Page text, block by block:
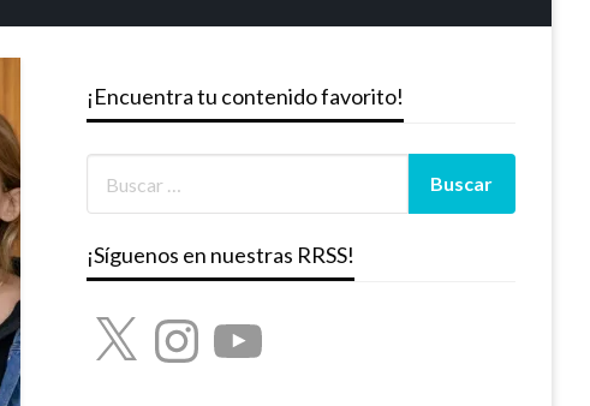
¡Encuentra tu contenido favorito!
¡Síguenos en nuestras RRSS!
X InstagramYouTube